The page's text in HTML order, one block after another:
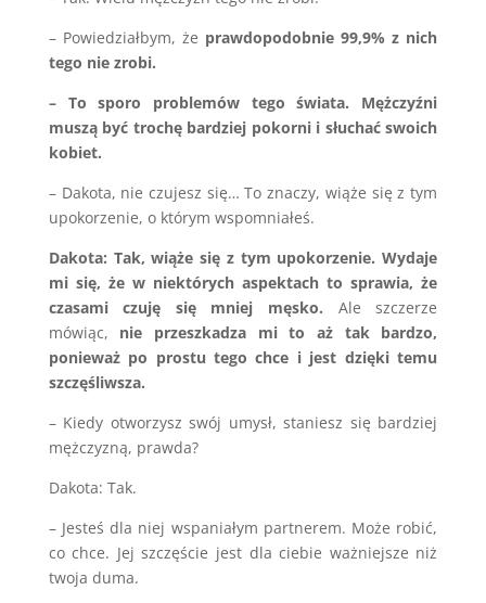
– Powiedziałbym, że prawdopodobnie 99,9% z nich
tego nie zrobi.
– To sporo problemów tego świata. Mężczyźni
muszą być trochę bardziej pokorni i słuchać swoich
kobiet.
– Dakota, nie czujesz się… To znaczy, wiąże się z tym
upokorzenie, o którym wspomniałeś.
Dakota: Tak, wiąże się z tym upokorzenie. Wydaje
mi się, że w niektórych aspektach to sprawia, że
czasami czuję się mniej męsko. Ale szczerze
mówiąc, nie przeszkadza mi to aż tak bardzo,
ponieważ po prostu tego chce i jest dzięki temu
szczęśliwsza.
– Kiedy otworzysz swój umysł, staniesz się bardziej
mężczyzną, prawda?
Dakota: Tak.
– Jesteś dla niej wspaniałym partnerem. Może robić,
co chce. Jej szczęście jest dla ciebie ważniejsze niż
twoja duma.